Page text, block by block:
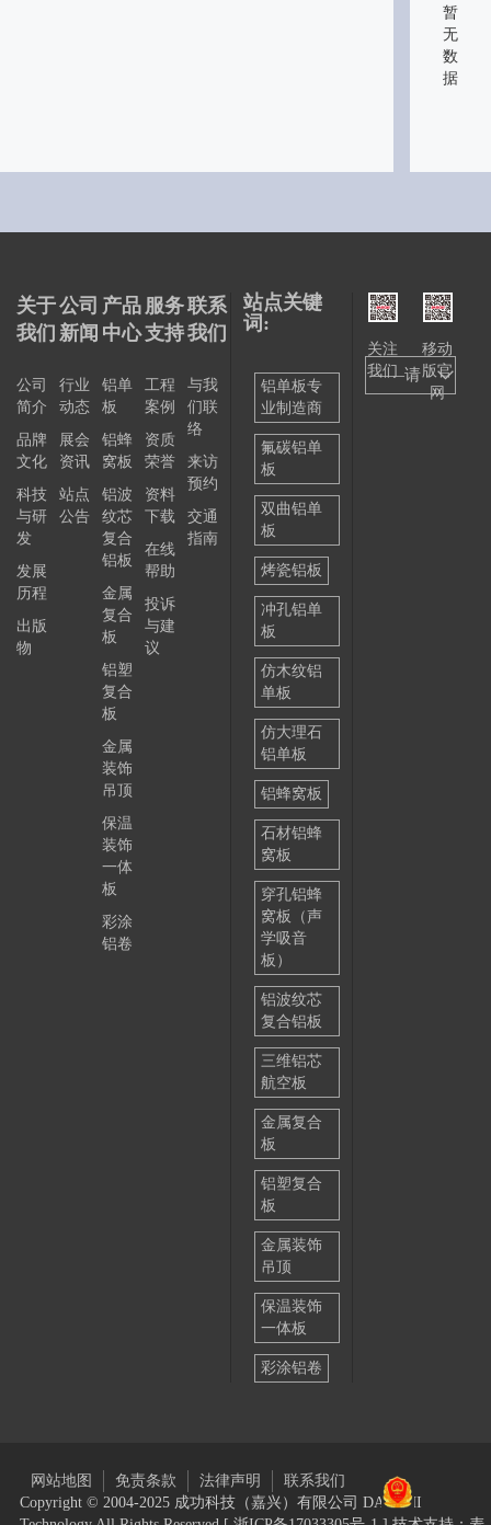
暂
无
数
据
关于
我们
公司
简介
品牌
文化
科技
与研
发
发展
历程
出版
物
公司
新闻
行业
动态
展会
资讯
站点
公告
产品
中心
铝单
板
铝蜂
窝板
铝波
纹芯
复合
铝板
金属
复合
板
铝塑
复合
板
金属
装饰
吊顶
保温
装饰
一体
板
彩涂
铝卷
服务
支持
工程
案例
资质
荣誉
资料
下载
在线
帮助
投诉
与建
议
联系
我们
与我
们联
络
来访
预约
交通
指南
站点关键
词:
铝单板专
业制造商
氟碳铝单
板
双曲铝单
板
烤瓷铝板
冲孔铝单
板
仿木纹铝
单板
仿大理石
铝单板
铝蜂窝板
石材铝蜂
窝板
穿孔铝蜂
窝板（声
学吸音
板）
铝波纹芯
复合铝板
三维铝芯
航空板
金属复合
板
铝塑复合
板
金属装饰
吊顶
保温装饰
一体板
彩涂铝卷
关注
我们
移动
版官
网
——请
网站地图 免责条款 法律声明
联系我们
Copyright © 2004-2025 成功科技（嘉兴）有限公司 DAIICHI